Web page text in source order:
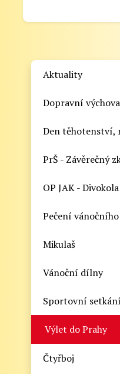
Aktuality
Dopravní výchova
Den těhotenství,
PrŠ - Závěrečný
OP JAK - Divokola
Pečení
Mikulaš
Vánoční dílny
Sportovní setkání
Výlet do Prahy
Čtyřboj